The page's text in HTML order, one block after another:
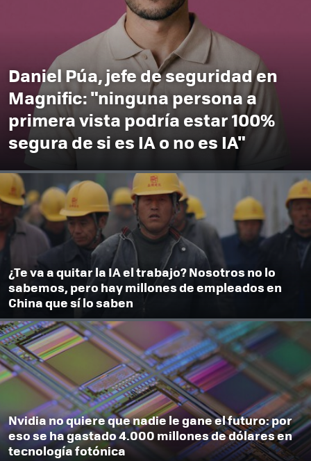
Daniel Púa, jefe de seguridad en
Magnific: "ninguna persona a
primera vista podría estar 100%
segura de si es IA o no es IA"
¿Te va a quitar la IA el trabajo? Nosotros no lo
sabemos, pero hay millones de empleados en
China que sí lo saben
Nvidia no quiere que nadie le gane el futuro: por
eso se ha gastado 4.000 millones de dólares en
tecnología fotónica